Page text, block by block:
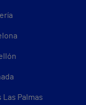
Palmas